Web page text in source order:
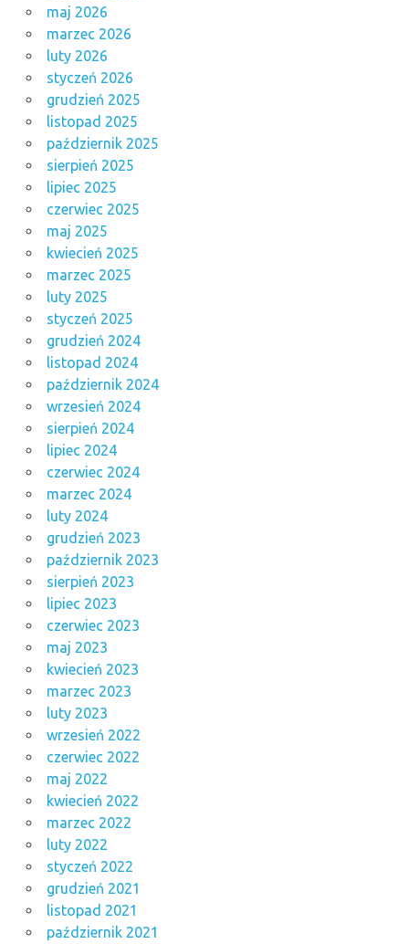
maj 2026
marzec 2026
luty 2026
styczeń 2026
grudzień 2025
listopad 2025
październik 2025
sierpień 2025
lipiec 2025
czerwiec 2025
maj 2025
kwiecień 2025
marzec 2025
luty 2025
styczeń 2025
grudzień 2024
listopad 2024
październik 2024
wrzesień 2024
sierpień 2024
lipiec 2024
czerwiec 2024
marzec 2024
luty 2024
grudzień 2023
październik 2023
sierpień 2023
lipiec 2023
czerwiec 2023
maj 2023
kwiecień 2023
marzec 2023
luty 2023
wrzesień 2022
czerwiec 2022
maj 2022
kwiecień 2022
marzec 2022
luty 2022
styczeń 2022
grudzień 2021
listopad 2021
październik 2021